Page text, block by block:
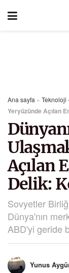
Ana sayfa » Teknoloji
Yeryüzünde Açılan
Açılan
Delik:
Sovyetler
Dünya'nın
ABD'yi geride
Yunus